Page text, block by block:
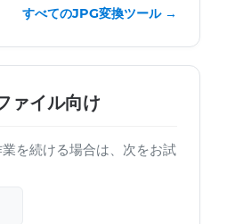
すべてのJPG変換ツール →
ァイル向け
を続ける場合は、次をお試